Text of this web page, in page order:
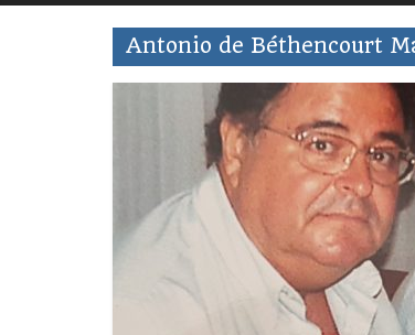
Antonio de Béthencourt